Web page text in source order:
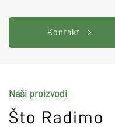
Kontakt
Naši proizvodi
Što Radimo